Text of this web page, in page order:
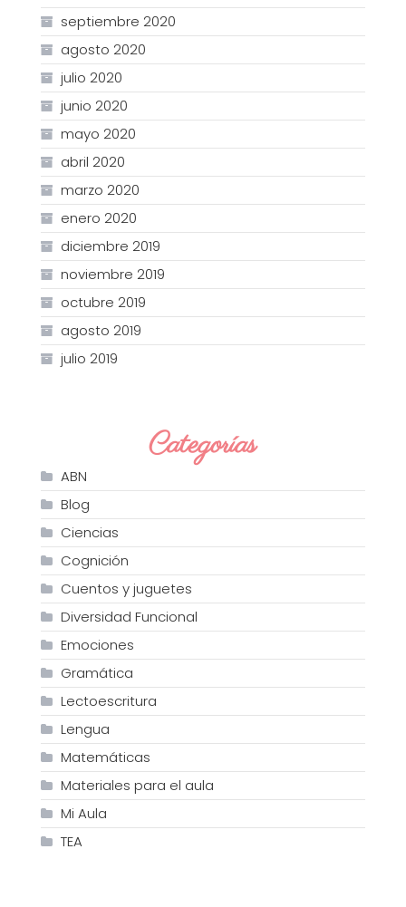
septiembre 2020
agosto 2020
julio 2020
junio 2020
mayo 2020
abril 2020
marzo 2020
enero 2020
diciembre 2019
noviembre 2019
octubre 2019
agosto 2019
julio 2019
Categorías
ABN
Blog
Ciencias
Cognición
Cuentos y juguetes
Diversidad Funcional
Emociones
Gramática
Lectoescritura
Lengua
Matemáticas
Materiales para el aula
Mi Aula
TEA